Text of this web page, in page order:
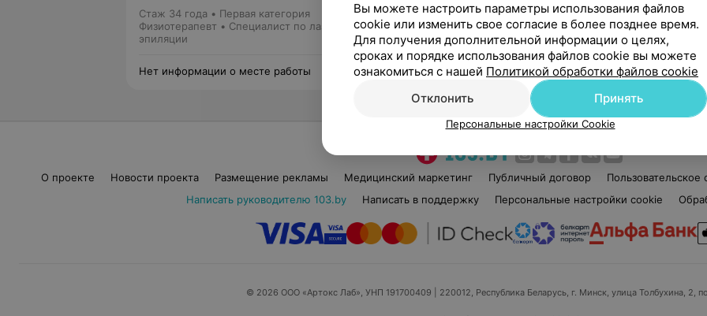
Стаж 34 года • Первая категория
Физиотерапевт • Специалист по лазерной
эпиляции
Нет информации о месте работы
Стаж 30 лет•Первая категория
Специалист по лазерной эпиляции •
Медсестра по физиотерапии
Нет информации о месте работы
О проекте Новости проекта Размещение рекламы Медицинский маркетинг Публичный договор Пользовательское
Написать руководителю 103.by
Написать в поддержку Персональные настройки cookie
© 2026 ООО «Артокс Лаб», УНП 191700409 | 220012, Республика Беларусь, г. Минск, улица Толбухина, 2,
Вы можете настроить параметры использования файлов
cookie или изменить свое согласие в более позднее время.
Для получения дополнительной информации о целях,
сроках и порядке использования файлов cookie вы можете
ознакомиться с нашей Политикой обработки файлов cookie
Отклонить
Принять
Персональные настройки Cookie